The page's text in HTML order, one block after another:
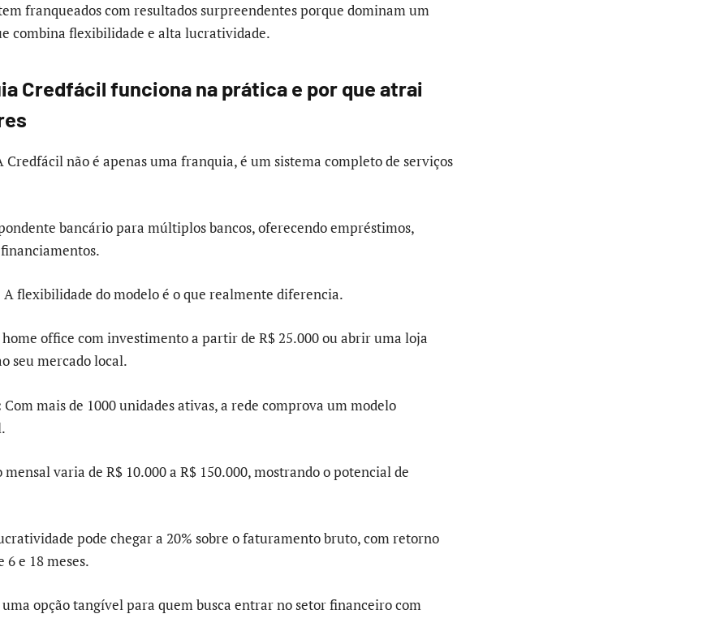
franqueados com resultados surpreendentes porque dominam um
combina flexibilidade e alta lucratividade.
Credfácil funciona na prática e por que atrai
Credfácil não é apenas uma franquia, é um sistema completo de serviços
bancário para múltiplos bancos, oferecendo empréstimos,
A flexibilidade do modelo é o que realmente diferencia.
office com investimento a partir de R$ 25.000 ou abrir uma loja
seu mercado local.
Com mais de 1000 unidades ativas, a rede comprova um modelo
varia de R$ 10.000 a R$ 150.000, mostrando o potencial de
pode chegar a 20% sobre o faturamento bruto, com retorno
e 18 meses.
opção tangível para quem busca entrar no setor financeiro com